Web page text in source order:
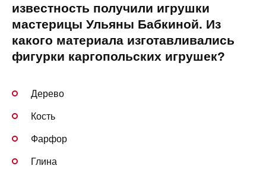
известность получили игрушки
мастерицы Ульяны Бабкиной. Из
какого материала изготавливались
фигурки каргопольских игрушек?
Дерево
Кость
Фарфор
Глина